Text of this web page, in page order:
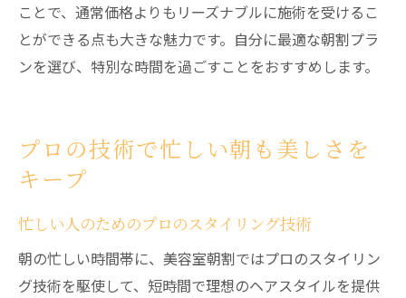
ことで、通常価格よりもリーズナブルに施術を受けるこ
とができる点も大きな魅力です。自分に最適な朝割プラ
ンを選び、特別な時間を過ごすことをおすすめします。
プロの技術で忙しい朝も美しさを
キープ
忙しい人のためのプロのスタイリング技術
朝の忙しい時間帯に、美容室朝割ではプロのスタイリン
グ技術を駆使して、短時間で理想のヘアスタイルを提供